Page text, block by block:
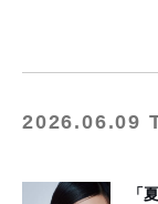
2026.06.09
「